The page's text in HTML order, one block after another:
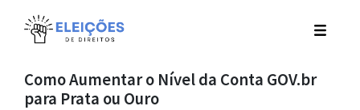
Como Aumentar o Nível da Conta GOV.br
para Prata ou Ouro